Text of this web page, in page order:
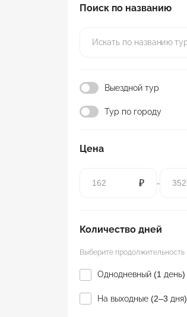
Поиск по названию
Выездной тур
Тур по городу
Цена
₽ -
Количество дней
Выберите продолжительность
Однодневный (1 день)
На выходные (2–3 дня)